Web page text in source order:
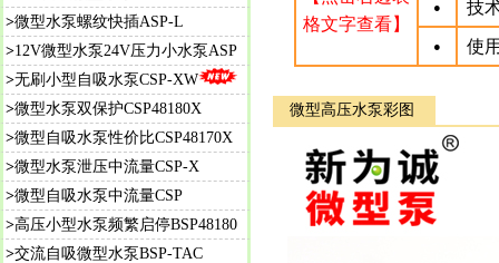
格文字查看】
● 技
● 使
微型高压水泵彩图
>微型水泵螺纹快插ASP-L
>12V微型水泵24V压力小水泵ASP
>无刷小型自吸水泵CSP-XW
>微型水泵双保护CSP48180X
>微型自吸水泵性价比CSP48170X
>微型水泵泄压中流量CSP-X
>微型自吸水泵中流量CSP
>高压小型水泵频繁启停BSP48180
>交流自吸微型水泵BSP-TAC